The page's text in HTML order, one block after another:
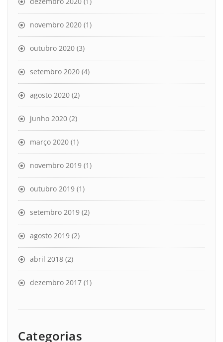
novembro 2020 (1)
outubro 2020 (3)
setembro 2020 (4)
agosto 2020 (2)
junho 2020 (2)
março 2020 (1)
novembro 2019 (1)
outubro 2019 (1)
setembro 2019 (2)
agosto 2019 (2)
abril 2018 (2)
dezembro 2017 (1)
Categorias